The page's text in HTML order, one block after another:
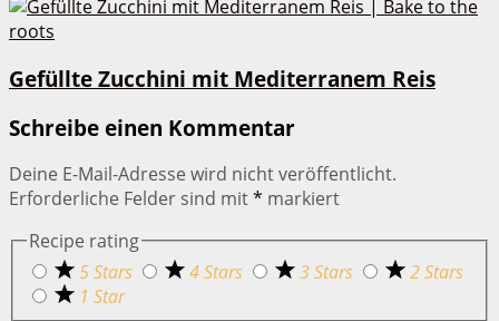
Gefüllte Zucchini mit Mediterranem Reis
Schreibe einen Kommentar
Deine E-Mail-Adresse wird nicht veröffentlicht.
Erforderliche Felder sind mit* markiert
Recipe rating
5 Stars
4 Stars 3 Stars
2 Stars
1 Star